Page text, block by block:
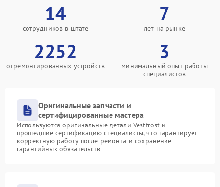
14
сотрудников в штате
7
лет на рынке
2252
отремонтированных устройств
3
минимальный опыт работы
специалистов
Оригинальные запчасти и
сертифицированные мастера
Используются оригинальные детали Vestfrost и
прошедшие сертификацию специалисты, что гарантирует
корректную работу после ремонта и сохранение
гарантийных обязательств